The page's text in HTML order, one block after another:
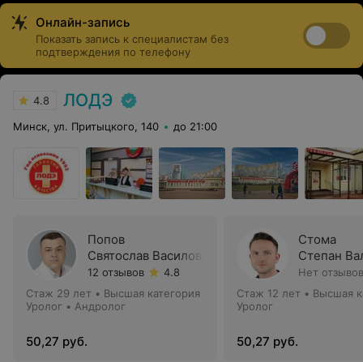
Онлайн-запись
Показать запись к специалистам без
подтверждения по телефону
4.8 ЛОДЭ
Минск, ул. Притыцкого, 140 до 21:00
Попов
Святослав Василович
12 отзывов
4.8
Стаж 29 лет • Высшая категория
Уролог • Андролог
50,27 руб.
Стома
Степан
Нет отзывов
Стаж 12 лет • Высшая
Уролог
50,27 руб.